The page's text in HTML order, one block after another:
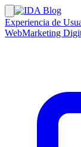
Experiencia de
WebMarketing